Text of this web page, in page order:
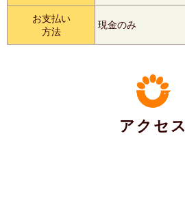
お支払い
方法
現金のみ
アクセス